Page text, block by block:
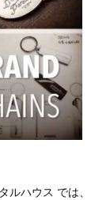
ルハウス では、